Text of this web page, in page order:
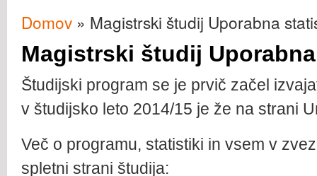
Nahajate se tukaj
Domov » Magistrski študij Uporabna
Magistrski študij
Študijski program se je prvič začel
v študijsko leto 2014/15 je že na strani
Več o programu, statistiki in vsem v
spletni strani študija: